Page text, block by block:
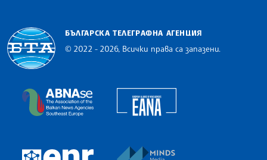
БЪЛГАРСКА ТЕЛЕГРАФНА АГЕНЦИЯ
© 2022 - 2026, Всички права са запазени.
The Assocoation of the Balkan News Agencies
European Newsroom